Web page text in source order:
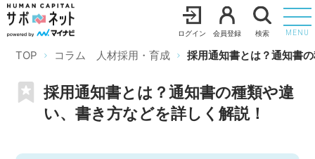
ログイン 会員登録 検索 MENU
TOP コラム 人材採用・育成 採用通知書とは？通知書
採用通知書とは？通知書の種類や違
い、書き方などを詳しく解説！